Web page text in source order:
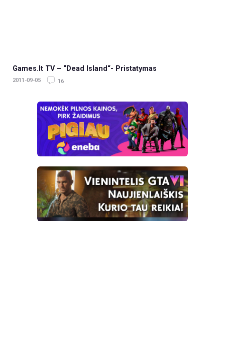
Games.lt TV – “Dead Island“- Pristatymas
2011-09-05 16